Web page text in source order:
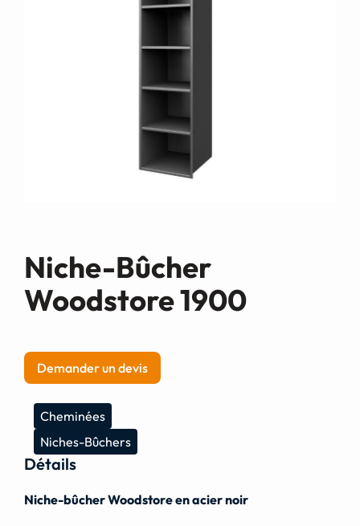
Niche-Bûcher
Woodstore 1900
Demander un devis
Cheminées
Niches-Bûchers
Détails
Niche-bûcher Woodstore en acier noir